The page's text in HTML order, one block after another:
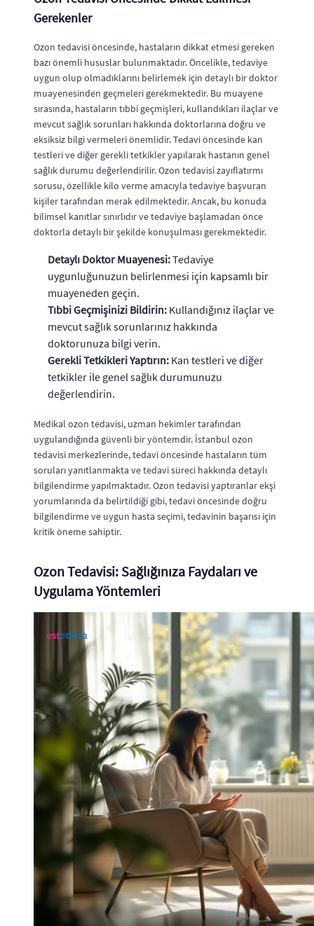
Gerekenler
Ozon tedavisi öncesinde, hastaların dikkat etmesi gereken
bazı önemli hususlar bulunmaktadır. Öncelikle, tedaviye
uygun olup olmadıklarını belirlemek için detaylı bir doktor
muayenesinden geçmeleri gerekmektedir. Bu muayene
sırasında, hastaların tıbbi geçmişleri, kullandıkları ilaçlar ve
mevcut sağlık sorunları hakkında doktorlarına doğru ve
eksiksiz bilgi vermeleri önemlidir. Tedavi öncesinde kan
testleri ve diğer gerekli tetkikler yapılarak hastanın genel
sağlık durumu değerlendirilir. Ozon tedavisi zayıflatırmı
sorusu, özellikle kilo verme amacıyla tedaviye başvuran
kişiler tarafından merak edilmektedir. Ancak, bu konuda
bilimsel kanıtlar sınırlıdır ve tedaviye başlamadan önce
doktorla detaylı bir şekilde konuşulması gerekmektedir.
Detaylı Doktor Muayenesi:Tedaviye
uygunluğunuzun belirlenmesi için kapsamlı bir
muayeneden geçin.
Tıbbi Geçmişinizi Bildirin: Kullandığınız ilaçlar ve
mevcut sağlık sorunlarınız hakkında
doktorunuza bilgi verin.
Gerekli Tetkikleri Yaptırın: Kan testleri ve diğer
tetkikler ile genel sağlık durumunuzu
değerlendirin.
Medikal ozon tedavisi, uzman hekimler tarafından
uygulandığında güvenli bir yöntemdir. İstanbul ozon
tedavisi merkezlerinde, tedavi öncesinde hastaların tüm
soruları yanıtlanmakta ve tedavi süreci hakkında detaylı
bilgilendirme yapılmaktadır. Ozon tedavisi yaptıranlar ekşi
yorumlarında da belirtildiği gibi, tedavi öncesinde doğru
bilgilendirme ve uygun hasta seçimi, tedavinin başarısı için
kritik öneme sahiptir.
Ozon Tedavisi: Sağlığınıza Faydaları ve
Uygulama Yöntemleri